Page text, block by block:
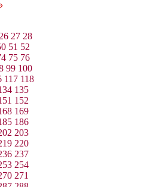
26 27 28
51 52
75 76
99 100
117 118
135
152
169
186
203
220
237
254
271